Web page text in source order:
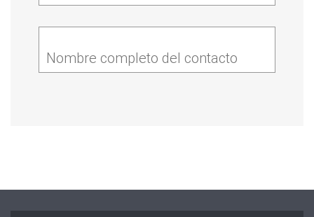
Nombre completo del contacto